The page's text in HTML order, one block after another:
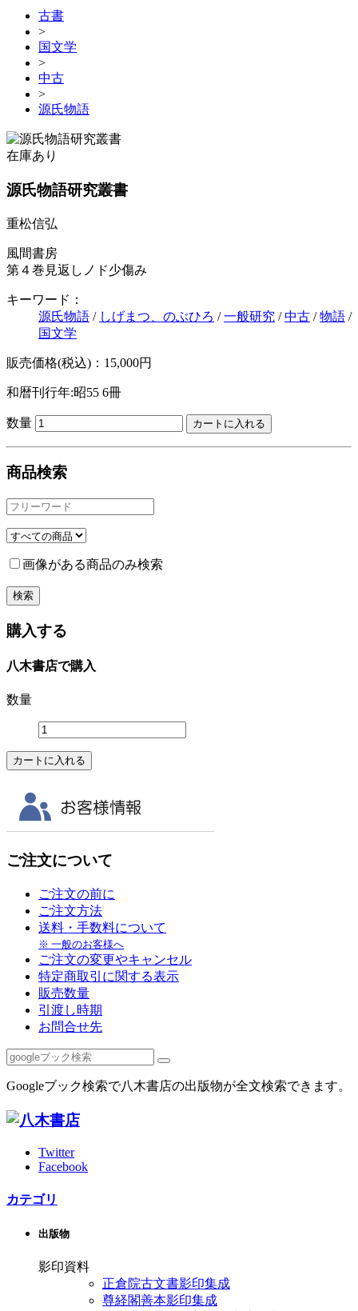
古書
>
国文学
>
中古
>
源氏物語
在庫あり
源氏物語研究叢書
重松信弘
風間書房
第４巻見返しノド少傷み
キーワード：
源氏物語 / しげまつ、のぶひろ /一般研究 /中古 /物語 /
国文学
販売価格(税込)：15,000円
和暦刊行年:昭55 6冊
数量
商品検索
画像がある商品のみ検索
購入する
八木書店で購入
数量
ご注文について
ご注文の前に
ご注文方法
送料・手数料について
※ 一般のお客様へ
ご注文の変更やキャンセル
特定商取引に関する表示
販売数量
引渡し時期
お問合せ先
Googleブック検索で八木書店の出版物が全文検索できます。
Twitter
Facebook
カテゴリ
出版物
影印資料
正倉院古文書影印集成
尊経閣善本影印集成